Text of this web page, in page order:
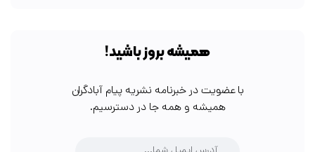
همیشه بروز باشید!
با عضویت در خبرنامه نشریه پیام آبادگران
همیشه و همه جا در دسترسیم.